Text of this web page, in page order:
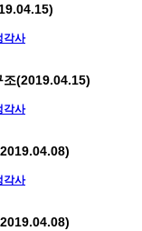
각사
(2019.04.15)
각사
각사